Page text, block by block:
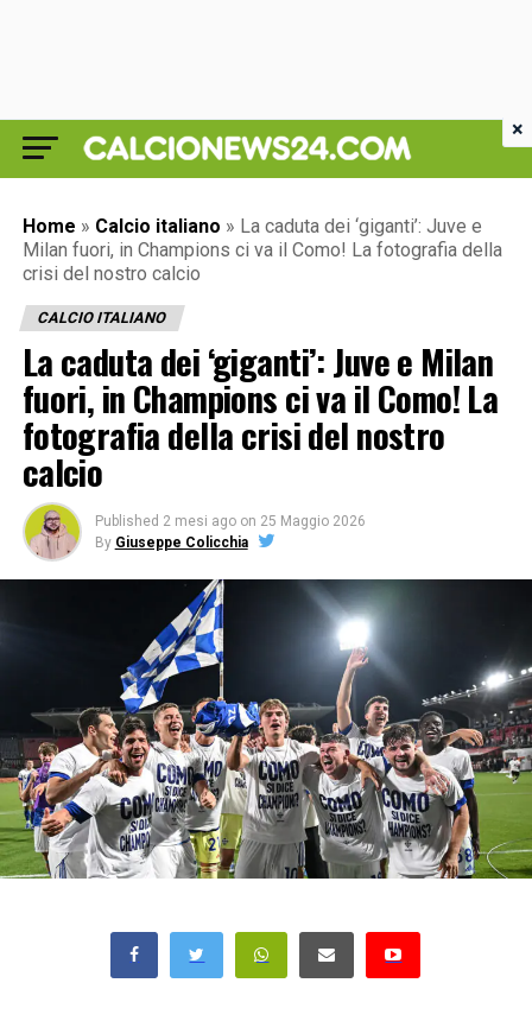
Home » Calcio italiano » La caduta dei ‘giganti’: Juve e
Milan fuori, in Champions ci va il Como! La fotografia della
crisi del nostro calcio
CALCIO ITALIANO
La caduta dei ‘giganti’: Juve e Milan
fuori, in Champions ci va il Como! La
fotografia della crisi del nostro
calcio
Published 2 mesi ago on 25 Maggio 2026
By Giuseppe Colicchia
×